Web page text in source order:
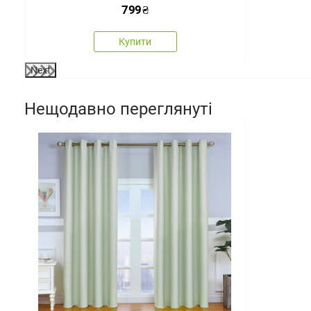
799₴
Купити
Next
Нещодавно переглянуті